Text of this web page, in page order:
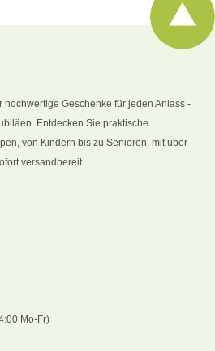
Geschenke für jeden Anlass -
Entdecken Sie praktische
von Kindern bis zu Senioren, mit über
versandbereit.
Mo-Fr)